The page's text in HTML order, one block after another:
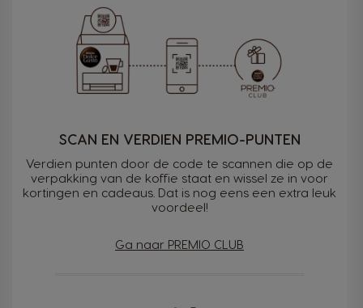
SCAN EN VERDIEN PREMIO-PUNTEN
Verdien punten door de code te scannen die op de
verpakking van de koffie staat en wissel ze in voor
kortingen en cadeaus. Dat is nog eens een extra leuk
voordeel!
Ga naar PREMIO CLUB